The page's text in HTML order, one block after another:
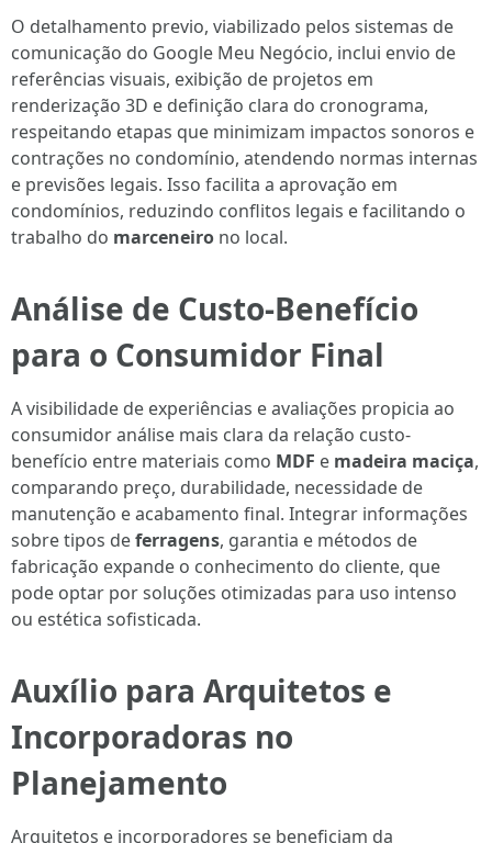
O detalhamento previo, viabilizado pelos sistemas de
comunicação do Google Meu Negócio, inclui envio de
referências visuais, exibição de projetos em
renderização 3D e definição clara do cronograma,
respeitando etapas que minimizam impactos sonoros e
contrações no condomínio, atendendo normas internas
e previsões legais. Isso facilita a aprovação em
condomínios, reduzindo conflitos legais e facilitando o
trabalho do marceneiro no local.
Análise de Custo-Benefício
para o Consumidor Final
A visibilidade de experiências e avaliações propicia ao
consumidor análise mais clara da relação custo-
benefício entre materiais como MDF e madeira maciça,
comparando preço, durabilidade, necessidade de
manutenção e acabamento final. Integrar informações
sobre tipos deferragens, garantia e métodos de
fabricação expande o conhecimento do cliente, que
pode optar por soluções otimizadas para uso intenso
ou estética sofisticada.
Auxílio para Arquitetos e
Incorporadoras no
Planejamento
Arquitetos e incorporadores se beneficiam da